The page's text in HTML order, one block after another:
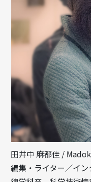
田井中 麻都佳 /
編集・ライター／イ